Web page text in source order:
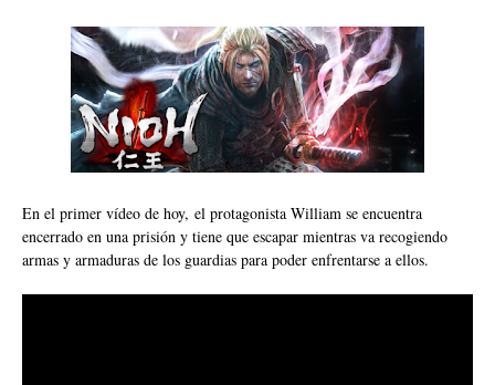
En el primer vídeo de hoy, el protagonista William se encuentra
encerrado en una prisión y tiene que escapar mientras va recogiendo
armas y armaduras de los guardias para poder enfrentarse a ellos.